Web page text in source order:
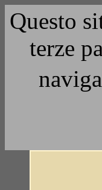
Questo
terze